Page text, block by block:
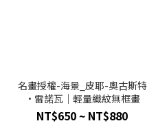
名畫授權-海景_皮耶-奧古斯特
·雷諾瓦｜輕量織紋無框畫
NT$650 ~ NT$880